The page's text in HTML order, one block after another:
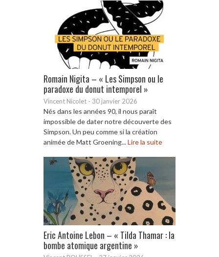
Romain Nigita – « Les Simpson ou le
paradoxe du donut intemporel »
Vincent Nicolet - 30 janvier 2026
Nés dans les années 90, il nous paraît
impossible de dater notre découverte des
Simpson. Un peu comme si la création
animée de Matt Groening...Lire la suite
Eric Antoine Lebon – « Tilda Thamar : la
bombe atomique argentine »